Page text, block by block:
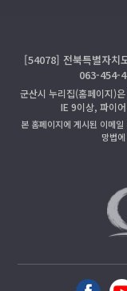
[54078] 전북특별자치
063-454-
군산시 누리집(홈페이지)
IE 9이상, 파이
본 홈페이지에 게시된 이메
망법